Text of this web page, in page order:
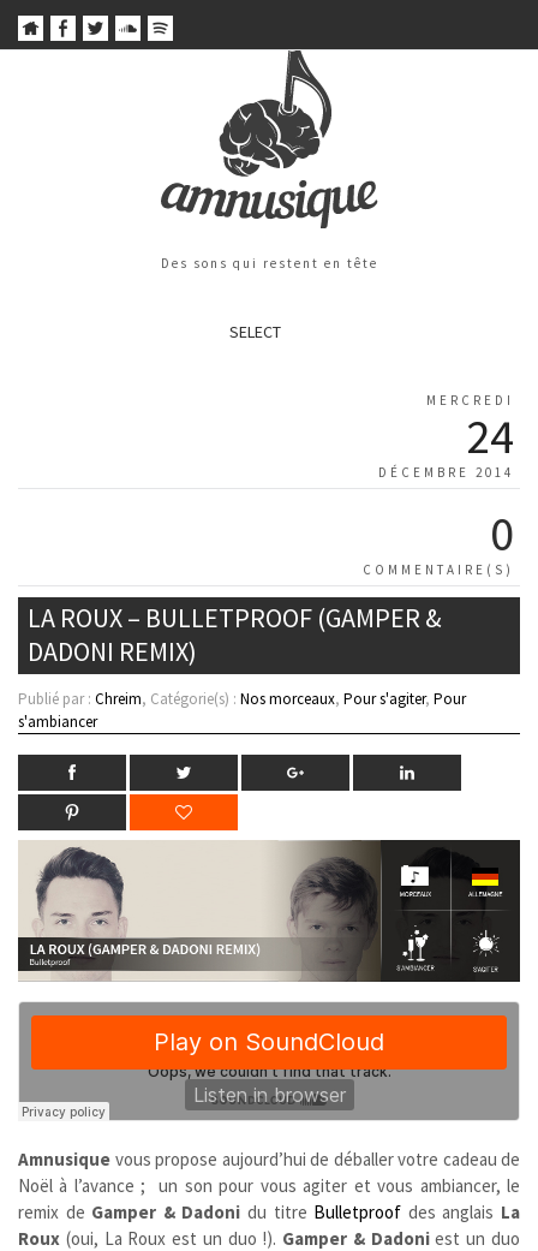
Des sons qui restent en tête
SELECT
MERCREDI
24
DÉCEMBRE 2014
0
COMMENTAIRE(S)
LA ROUX – BULLETPROOF (GAMPER &
DADONI REMIX)
Publié par : Chreim, Catégorie(s) : Nos morceaux, Pour s'agiter, Pour
s'ambiancer
Amnusique vous propose aujourd’hui de déballer votre cadeau de
Noël à l’avance ; un son pour vous agiter et vous ambiancer, le
remix de Gamper & Dadoni du titre Bulletproof des anglais La
Roux (oui, La Roux est un duo !). Gamper & Dadoniest un duo